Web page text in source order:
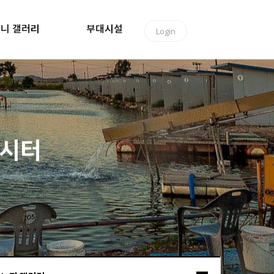
갤러리 부대시설 Login
터